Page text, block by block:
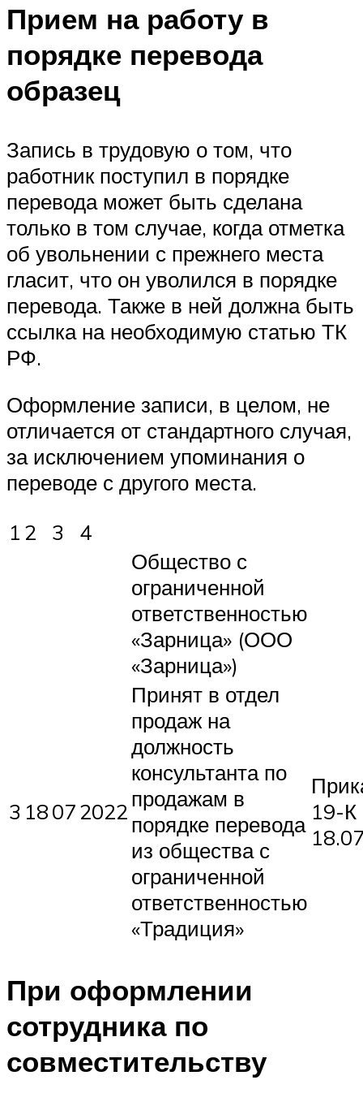
Прием на работу в
порядке перевода
образец
Запись в трудовую о том, что
работник поступил в порядке
перевода может быть сделана
только в том случае, когда отметка
об увольнении с прежнего места
гласит, что он уволился в порядке
перевода. Также в ней должна быть
ссылка на необходимую статью ТК
РФ.
Оформление записи, в целом, не
отличается от стандартного случая,
за исключением упоминания о
переводе с другого места.
1 2 3
4
Общество с
ограниченной
ответственностью
«Зарница» (ООО
«Зарница»)
3 18072022
Принят в отдел
продаж на
должность
консультанта по
продажам в
порядке перевода
из общества с
ограниченной
ответственностью
«Традиция»
19-К
При оформлении
сотрудника по
совместительству